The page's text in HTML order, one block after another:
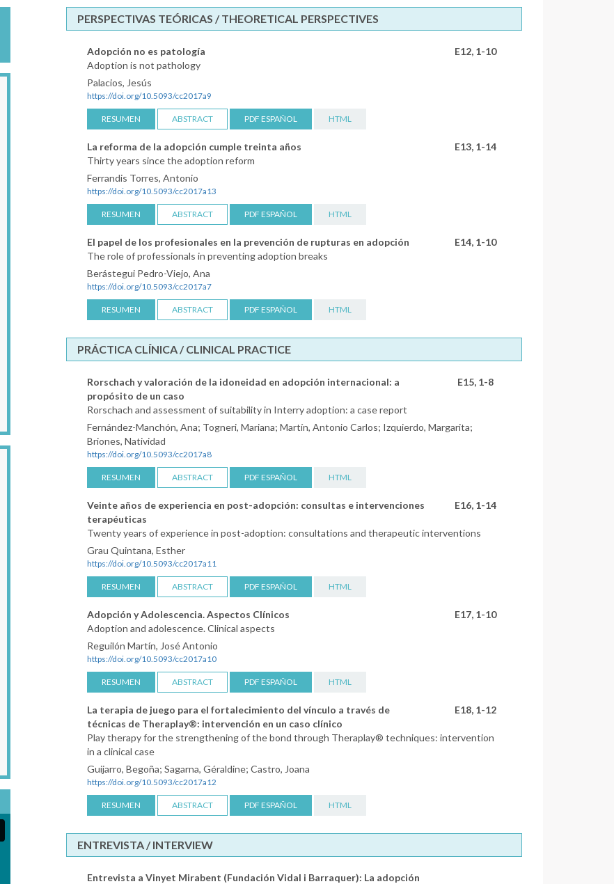
PERSPECTIVAS TEÓRICAS / THEORETICAL PERSPECTIVES
Adopción no es patología
E12, 1-10
Adoption is not pathology
Palacios, Jesús
https://doi.org/10.5093/cc2017a9
RESUMEN ABSTRACT PDF ESPAÑOL HTML
La reforma de la adopción cumple treinta años
E13, 1-14
Thirty years since the adoption reform
Ferrandis Torres, Antonio
https://doi.org/10.5093/cc2017a13
RESUMEN ABSTRACT PDF ESPAÑOL HTML
El papel de los profesionales en la prevención de rupturas en adopción
E14, 1-10
The role of professionals in preventing adoption breaks
Berástegui Pedro-Viejo, Ana
https://doi.org/10.5093/cc2017a7
RESUMEN ABSTRACT PDF ESPAÑOL HTML
PRÁCTICA CLÍNICA / CLINICAL PRACTICE
Rorschach y valoración de la idoneidad en adopción internacional: a
propósito de un caso
E15, 1-8
Rorschach and assessment of suitability in Interry adoption: a case report
Fernández-Manchón, Ana; Togneri, Mariana; Martín, Antonio Carlos; Izquierdo, Margarita;
Briones, Natividad
https://doi.org/10.5093/cc2017a8
RESUMEN ABSTRACT PDF ESPAÑOL HTML
Veinte años de experiencia en post-adopción: consultas e intervenciones
terapéuticas
E16, 1-14
Twenty years of experience in post-adoption: consultations and therapeutic interventions
Grau Quintana, Esther
https://doi.org/10.5093/cc2017a11
RESUMEN ABSTRACT PDF ESPAÑOL HTML
Adopción y Adolescencia. Aspectos Clínicos
E17, 1-10
Adoption and adolescence. Clinical aspects
Reguilón Martín, José Antonio
https://doi.org/10.5093/cc2017a10
RESUMEN ABSTRACT PDF ESPAÑOL HTML
La terapia de juego para el fortalecimiento del vínculo a través de
técnicas de Theraplay®: intervención en un caso clínico
E18, 1-12
Play therapy for the strengthening of the bond through Theraplay® techniques: intervention
in a clinical case
Guijarro, Begoña; Sagarna, Géraldine; Castro, Joana
https://doi.org/10.5093/cc2017a12
RESUMEN ABSTRACT PDF ESPAÑOL HTML
ENTREVISTA / INTERVIEW
Entrevista a Vinyet Mirabent (Fundación Vidal i Barraquer): La adopción